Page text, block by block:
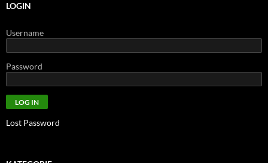
LOGIN
Username
Password
Lost Password